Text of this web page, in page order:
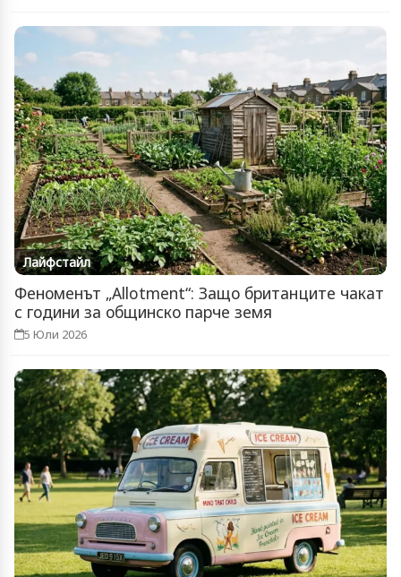
Лайфстайл
Феноменът „Allotment“: Защо британците чакат
с години за общинско парче земя
5 Юли 2026